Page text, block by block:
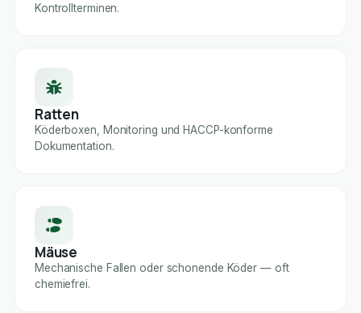
Kontrollterminen.
Ratten
Köderboxen, Monitoring und HACCP-konforme
Dokumentation.
Mäuse
Mechanische Fallen oder schonende Köder — oft
chemiefrei.